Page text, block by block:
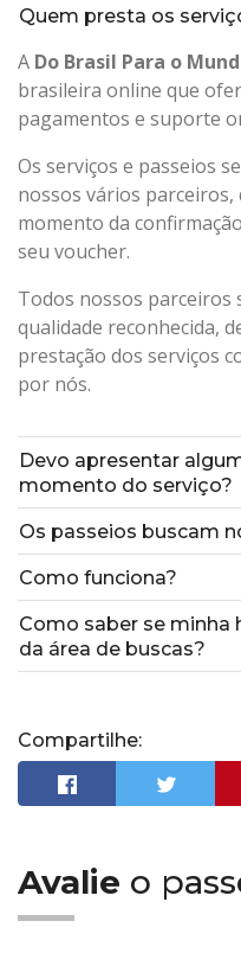
Quem presta os
A Do Brasil Para o
brasileira online que
pagamentos e suporte
Os serviços e passeios
nossos vários
momento da
seu voucher.
Todos nossos parceiros
qualidade reconhecida,
prestação dos serviços
por nós.
Devo apresentar
momento do serviço?
Os passeios buscam
Como funciona?
Como saber se
da área de buscas?
Compartilhe:
Avalie o